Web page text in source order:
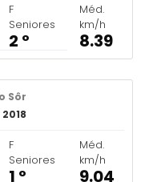
F
Seniores
2 º
Méd.
km/h
8.39
Sôr
F
Seniores
1 º
Méd.
km/h
9.04